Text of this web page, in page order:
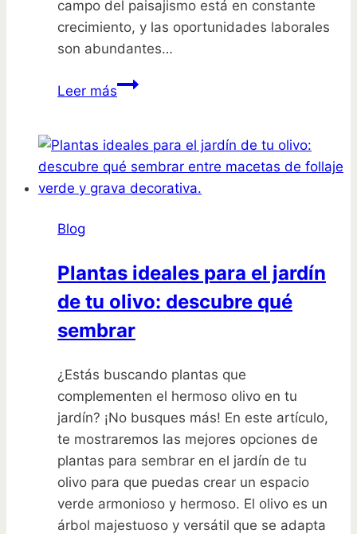
campo del paisajismo está en constante
crecimiento, y las oportunidades laborales
son abundantes…
Leer másDescubre
de
paisajismo
que
y
te
al
en
la
industria
Blog
Plantas ideales para el jardín
de tu olivo: descubre qué
sembrar
¿Estás buscando plantas que
complementen el hermoso olivo en tu
jardín? ¡No busques más! En este artículo,
te mostraremos las mejores opciones de
plantas para sembrar en el jardín de tu
olivo para que puedas crear un espacio
verde armonioso y hermoso. El olivo es un
árbol majestuoso y versátil que se adapta